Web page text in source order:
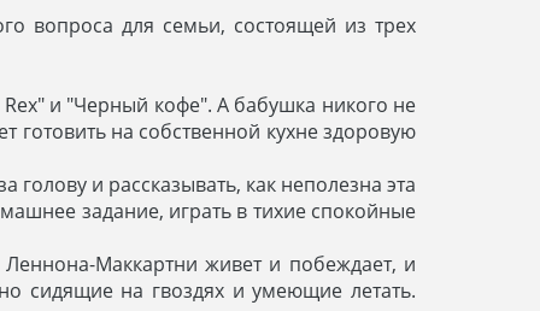
вопроса для семьи, состоящей из трех
и "Черный кофе". А бабушка никого не
готовить на собственной кухне здоровую
голову и рассказывать, как неполезна эта
задание, играть в тихие спокойные
Маккартни живет и побеждает, и
сидящие на гвоздях и умеющие летать.